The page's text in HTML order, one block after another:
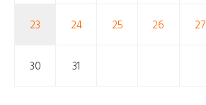
23 24 25 26 27
30 31